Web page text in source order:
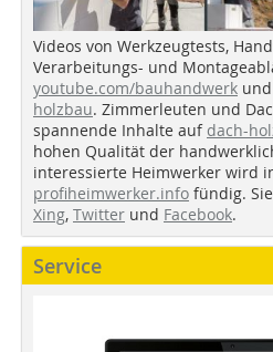
Videos von Werkzeugtests,
Verarbeitungs- und
youtube.com/bauhandwerk und
holzbau. Zimmerleuten und
spannende Inhalte auf dach-
hohen Qualität der
interessierte Heimwerker wird
profiheimwerker.info fündig.
Xing, Twitter und Facebook.
Service